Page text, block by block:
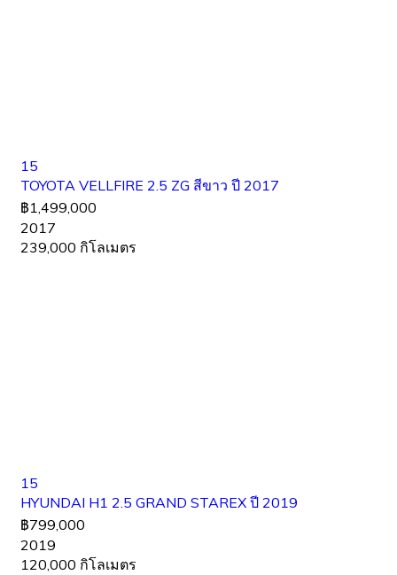
15
TOYOTA VELLFIRE 2.5 ZG สีขาว ปี 2017
฿1,499,000
2017
239,000 กิโลเมตร
15
HYUNDAI H1 2.5 GRAND STAREX ปี 2019
฿799,000
2019
120,000 กิโลเมตร